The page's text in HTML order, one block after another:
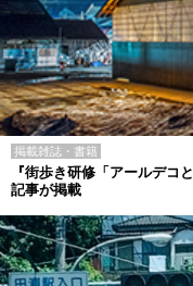
掲載雑誌・書籍
『街歩き研修「アールデコ
記事が掲載